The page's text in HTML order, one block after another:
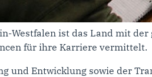
Westfalen ist das Land mit
für ihre Karriere vermittelt.
und Entwicklung sowie der